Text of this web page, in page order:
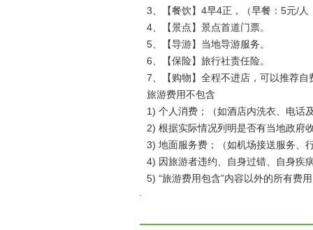
3、【餐饮】4早4正，（早餐：5元/
4、【景点】景点首道门票。
5、【导游】当地导游服务。
6、【保险】旅行社责任险。
7、【购物】全程不进店，可以推荐
旅游费用不包含
1) 个人消费；（如酒店内洗衣、电话
2) 根据实际情况列明是否有当地政府
3) 地面服务费；（如机场接送服务、
4) 因旅游者违约、自身过错、自身疾
5) “旅游费用包含”内容以外的所有费